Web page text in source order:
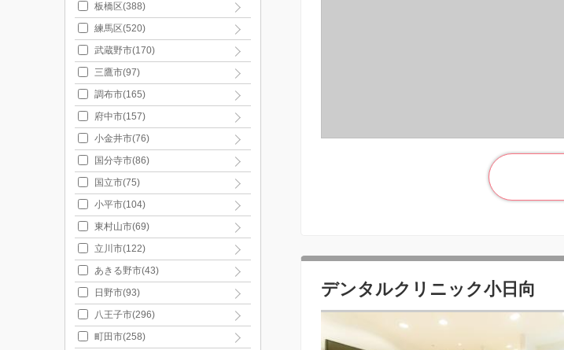
板橋区(388)
練馬区(520)
武蔵野市(170)
三鷹市(97)
調布市(165)
府中市(157)
小金井市(76)
国分寺市(86)
国立市(75)
小平市(104)
東村山市(69)
立川市(122)
あきる野市(43)
日野市(93)
八王子市(296)
町田市(258)
デンタルクリニック小日向